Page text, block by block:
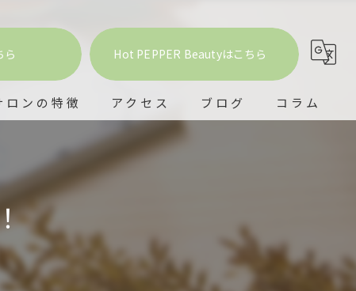
ら Hot PEPPER Beautyはこちら
ロンの特徴
ビング
スパ
アクセス ブログ コラム